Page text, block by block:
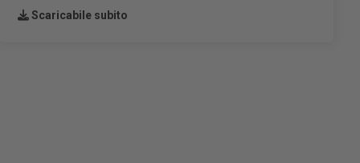
Scaricabile subito